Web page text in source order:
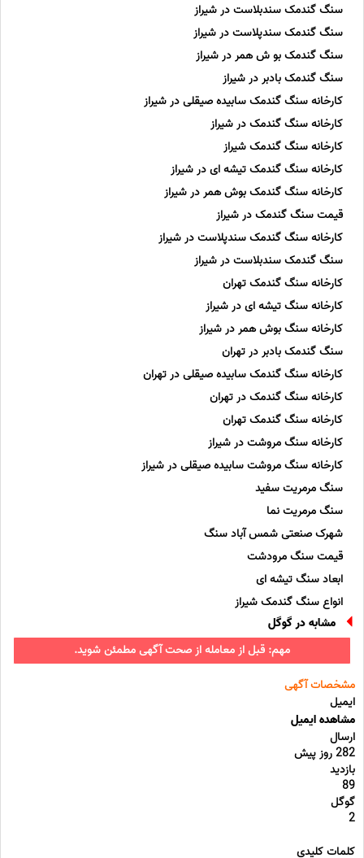
سنگ گندمک سندبلاست در شیراز
سنگ گندمک سندپلاست در شیراز
سنگ گندمک بو ش همر در شیراز
سنگ گندمک بادبر در شیراز
کارخانه سنگ گندمک سابیده صیقلی در شیراز
کارخانه سنگ گندمک در شیراز
کارخانه سنگ گندمک شیراز
کارخانه سنگ گندمک تیشه ای در شیراز
کارخانه سنگ گندمک بوش همر در شیراز
قیمت سنگ گندمک در شیراز
کارخانه سنگ گندمک سندپلاست در شیراز
سنگ گندمک سندبلاست در شیراز
کارخانه سنگ گندمک تهران
کارخانه سنگ تیشه ای در شیراز
کارخانه سنگ بوش همر در شیراز
سنگ گندمک بادبر در تهران
کارخانه سنگ گندمک سابیده صیقلی در تهران
کارخانه سنگ گندمک در تهران
کارخانه سنگ گندمک تهران
کارخانه سنگ مروشت در شیراز
کارخانه سنگ مروشت سابیده صیقلی در شیراز
سنگ مرمریت سفید
سنگ مرمریت نما
شهرک صنعتی شمس آباد سنگ
قیمت سنگ مرودشت
ابعاد سنگ تیشه ای
انواع سنگ گندمک شیراز
مشابه در گوگل
مهم: قبل از معامله از صحت آگهی مطمئن شوید.
مشخصات آگهی
ایمیل
مشاهده ایمیل
ارسال
282 روز پیش
بازدید
89
گوگل
2
کلمات کلیدی